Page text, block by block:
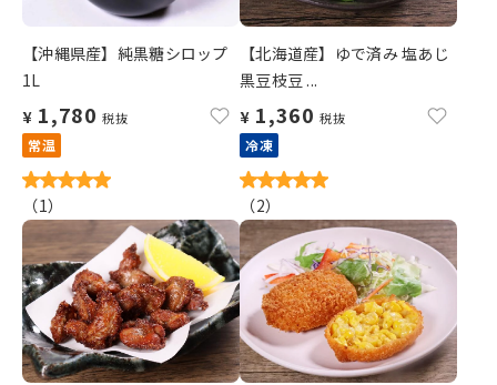
【沖縄県産】純黒糖シロップ
1L
¥ 1,780 税抜
常温
（1）
【北海道産】ゆで済み 塩あじ
黒豆枝豆 ...
¥ 1,360 税抜
冷凍
（2）